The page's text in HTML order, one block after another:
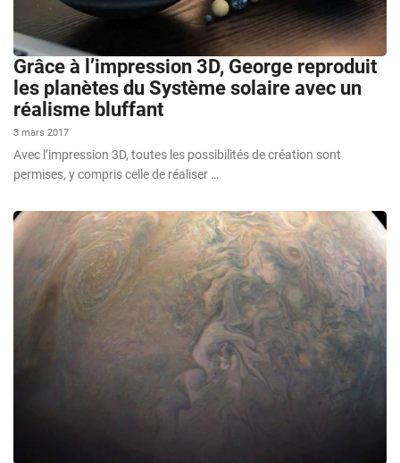
Grâce à l’impression 3D, George reproduit
les planètes du Système solaire avec un
réalisme bluffant
3 mars 2017
Avec l’impression 3D, toutes les possibilités de création sont
permises, y compris celle de réaliser …